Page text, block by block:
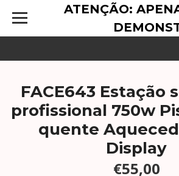
ATENÇÃO:
FACE643 Estação
profissional 750w
quente
Display
€55,00